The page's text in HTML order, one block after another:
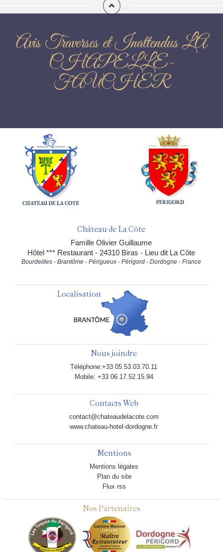
Avis Traverses et Inattendus LA
CHAPELLE-
FAUCHER
Château de La Côte
Famille Olivier Guillaume
Hôtel *** Restaurant - 24310 Biras - Lieu dit La Côte
Bourdeilles - Brantôme - Périgueux - Périgord - Dordogne - France
Localisation
Nous joindre
Téléphone:+33 05.53.03.70.11
Mobile: +33 06.17.52.15.94
Contacts Web
contact@chateaudelacote.com
www.chateau-hotel-dordogne.fr
Mentions
Mentions légales
Plan du site
Flux rss
Nos Partenaires